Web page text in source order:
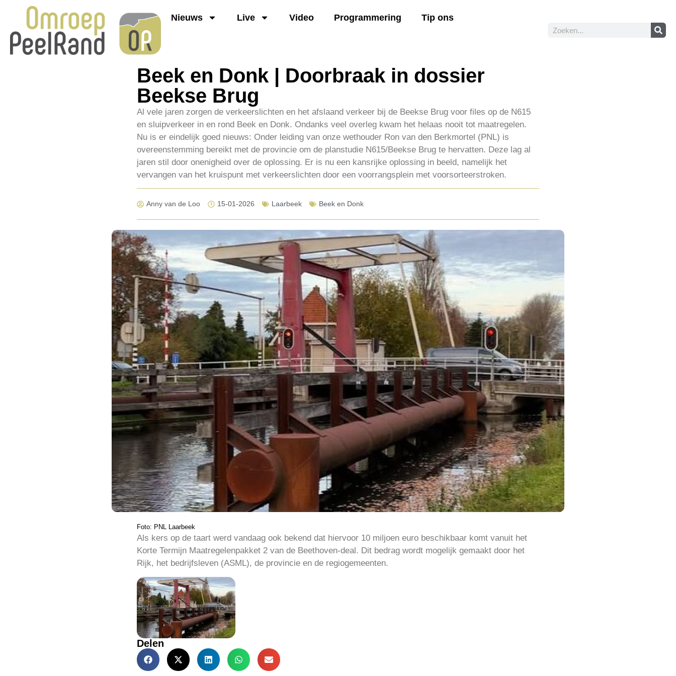
Nieuws Live Video Programmering Tip ons
Beek en Donk | Doorbraak in dossier
Beekse Brug
Al vele jaren zorgen de verkeerslichten en het afslaand verkeer bij de Beekse Brug voor files op de N615
en sluipverkeer in en rond Beek en Donk. Ondanks veel overleg kwam het helaas nooit tot maatregelen.
Nu is er eindelijk goed nieuws: Onder leiding van onze wethouder Ron van den Berkmortel (PNL) is
overeenstemming bereikt met de provincie om de planstudie N615/Beekse Brug te hervatten. Deze lag al
jaren stil door onenigheid over de oplossing. Er is nu een kansrijke oplossing in beeld, namelijk het
vervangen van het kruispunt met verkeerslichten door een voorrangsplein met voorsorteerstroken.
Anny van de Loo 15-01-2026 Laarbeek Beek en Donk
Foto: PNL Laarbeek
Als kers op de taart werd vandaag ook bekend dat hiervoor 10 miljoen euro beschikbaar komt vanuit het
Korte Termijn Maatregelenpakket 2 van de Beethoven-deal. Dit bedrag wordt mogelijk gemaakt door het
Rijk, het bedrijfsleven (ASML), de provincie en de regiogemeenten.
Delen